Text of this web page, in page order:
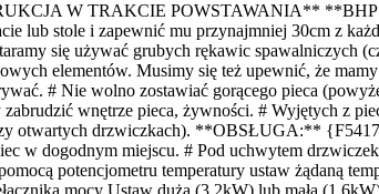
W TRAKCIE POWSTAWANIA**
lub stole i zapewnić mu przynajmniej 30cm z
się używać grubych rękawic spawalniczych
elementów. Musimy się też upewnić, że
# Nie wolno zostawiać gorącego pieca
wnętrze pieca, żywności. # Wyjętych z
otwartych drzwiczkach). **OBSŁUGA:**
w dogodnym miejscu. # Pod uchwytem
potencjometru temperatury ustaw żądaną